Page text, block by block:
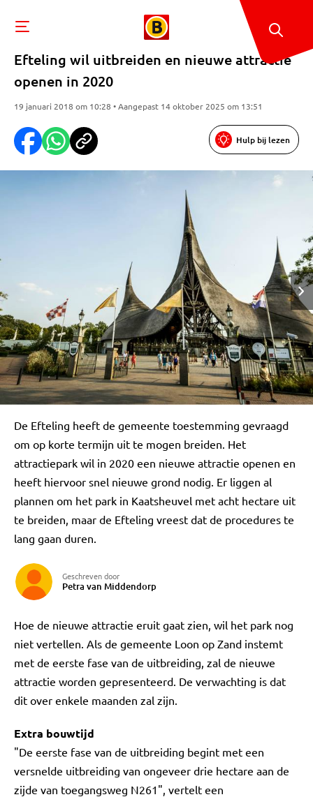
Efteling wil uitbreiden en nieuwe attractie
openen in 2020
19 januari 2018 om 10:28 • Aangepast 14 oktober 2025 om 13:51
Hulp bij lezen
De Efteling heeft de gemeente toestemming gevraagd
om op korte termijn uit te mogen breiden. Het
attractiepark wil in 2020 een nieuwe attractie openen en
heeft hiervoor snel nieuwe grond nodig. Er liggen al
plannen om het park in Kaatsheuvel met acht hectare uit
te breiden, maar de Efteling vreest dat de procedures te
lang gaan duren.
Geschreven door
Petra van Middendorp
Hoe de nieuwe attractie eruit gaat zien, wil het park nog
niet vertellen. Als de gemeente Loon op Zand instemt
met de eerste fase van de uitbreiding, zal de nieuwe
attractie worden gepresenteerd. De verwachting is dat
dit over enkele maanden zal zijn.
Extra bouwtijd
"De eerste fase van de uitbreiding begint met een
versnelde uitbreiding van ongeveer drie hectare aan de
zijde van toegangsweg N261", vertelt een